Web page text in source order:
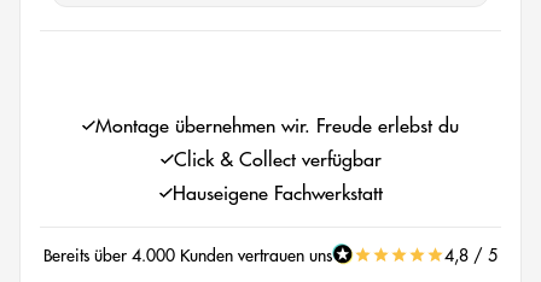
Montage übernehmen wir. Freude erlebst du
Click & Collect verfügbar
Hauseigene Fachwerkstatt
Bereits über 4.000 Kunden vertrauen uns 4,8 / 5